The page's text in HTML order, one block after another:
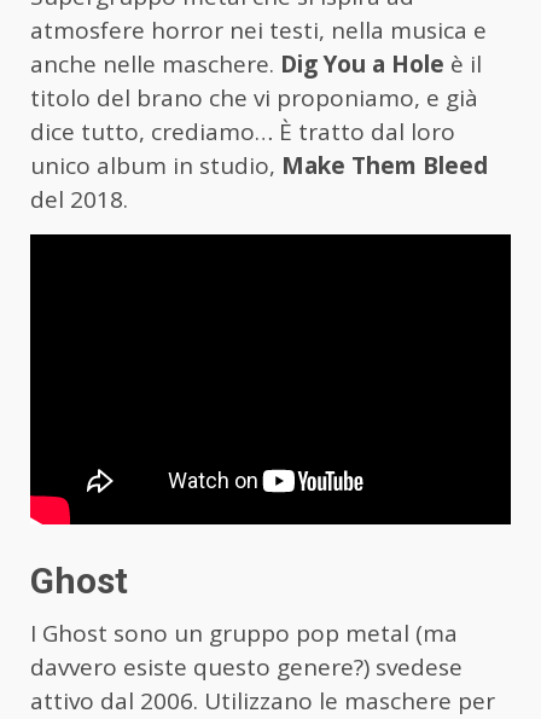
atmosfere horror nei testi, nella musica e
anche nelle maschere. Dig You a Hole è il
titolo del brano che vi proponiamo, e già
dice tutto, crediamo… È tratto dal loro
unico album in studio, Make Them Bleed
del 2018.
Ghost
I Ghost sono un gruppo pop metal (ma
davvero esiste questo genere?) svedese
attivo dal 2006. Utilizzano le maschere per